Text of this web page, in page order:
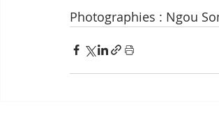
Photographies : Ngou